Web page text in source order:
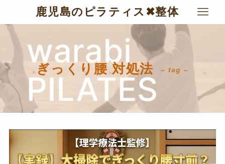
鹿児島のピラティス✖︎整体
ぎっくり腰 対処法 – tag –